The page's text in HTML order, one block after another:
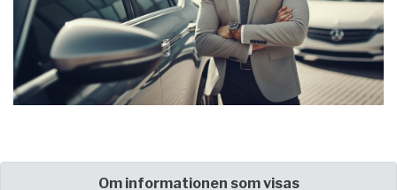
Om informationen som visas